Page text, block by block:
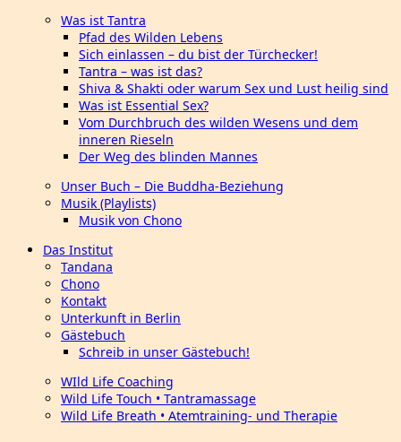
Was ist Tantra
Pfad des Wilden Lebens
Sich einlassen – du bist der Türchecker!
Tantra – was ist das?
Shiva & Shakti oder warum Sex und Lust heilig sind
Was ist Essential Sex?
Vom Durchbruch des wilden Wesens und dem
inneren Rieseln
Der Weg des blinden Mannes
Unser Buch – Die Buddha-Beziehung
Musik (Playlists)
Musik von Chono
Das Institut
Tandana
Chono
Kontakt
Unterkunft in Berlin
Gästebuch
Schreib in unser Gästebuch!
WIld Life Coaching
Wild Life Touch • Tantramassage
Wild Life Breath • Atemtraining- und Therapie